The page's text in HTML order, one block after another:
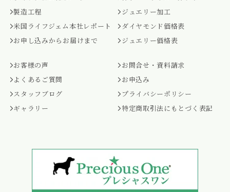
製造工程
米国ライフジェム本社レポート
お申し込みからお届けまで
ジュエリー加工
ダイヤモンド価格表
ジュエリー価格表
お客様の声
よくあるご質問
スタッフブログ
ギャラリー
お問合せ・資料請求
お申込み
プライバシーポリシー
特定商取引法にもとづく表記